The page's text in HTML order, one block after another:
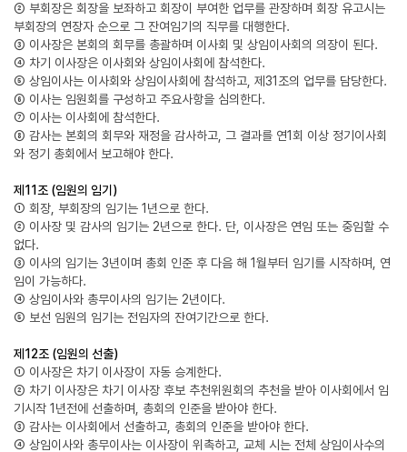
② 부회장은 회장을 보좌하고 회장이 부여한 업무를 관장하며 회장 유고시는
부회장의 연장자 순으로 그 잔여임기의 직무를 대행한다.
③ 이사장은 본회의 회무를 총괄하며 이사회 및 상임이사회의 의장이 된다.
④ 차기 이사장은 이사회와 상임이사회에 참석한다.
⑤ 상임이사는 이사회와 상임이사회에 참석하고, 제31조의 업무를 담당한다.
⑥ 이사는 임원회를 구성하고 주요사항을 심의한다.
⑦ 이사는 이사회에 참석한다.
⑧ 감사는 본회의 회무와 재정을 감사하고, 그 결과를 연1회 이상 정기이사회
와 정기 총회에서 보고해야 한다.
제11조 (임원의 임기)
① 회장, 부회장의 임기는 1년으로 한다.
② 이사장 및 감사의 임기는 2년으로 한다. 단, 이사장은 연임 또는 중임할 수
없다.
③ 이사의 임기는 3년이며 총회 인준 후 다음 해 1월부터 임기를 시작하며, 연
임이 가능하다.
④ 상임이사와 총무이사의 임기는 2년이다.
⑤ 보선 임원의 임기는 전임자의 잔여기간으로 한다.
제12조 (임원의 선출)
① 이사장은 차기 이사장이 자동 승계한다.
② 차기 이사장은 차기 이사장 후보 추천위원회의 추천을 받아 이사회에서 임
기시작 1년전에 선출하며, 총회의 인준을 받아야 한다.
③ 감사는 이사회에서 선출하고, 총회의 인준을 받아야 한다.
④ 상임이사와 총무이사는 이사장이 위촉하고, 교체 시는 전체 상임이사수의